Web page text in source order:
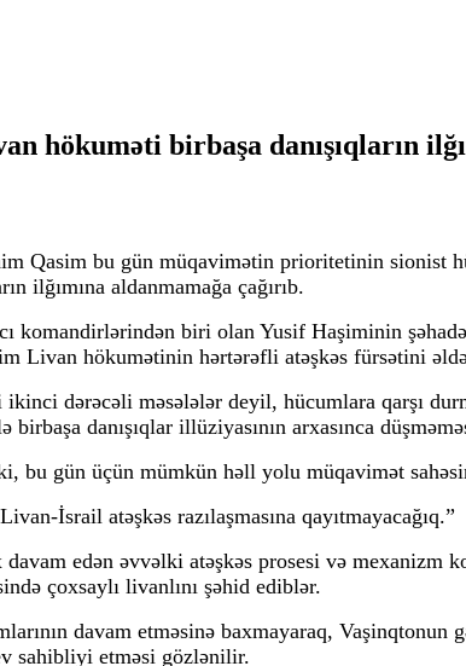
hökuməti birbaşa danışıqların
Qasim bu gün müqavimətin prioritetinin sionist
ilğımına aldanmamağa çağırıb.
komandirlərindən biri olan Yusif Haşiminin
Livan hökumətinin hərtərəfli atəşkəs fürsətini
dərəcəli məsələlər deyil, hücumlara qarşı
birbaşa danışıqlar illüziyasının arxasınca
bu gün üçün mümkün həll yolu müqavimət
İsrail atəşkəs razılaşmasına qayıtmayacağıq.”
edən əvvəlki atəşkəs prosesi və mexanizm
çoxsaylı livanlını şəhid ediblər.
davam etməsinə baxmayaraq,
sahibliyi etməsi gözlənilir.